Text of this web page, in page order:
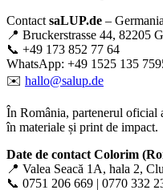
Contact saLUP.de –
📍 Bruckerstrasse 44, 82205
📞 +49 173 852 77 64
WhatsApp: +49 1525 135
✉️ hallo@salup.de
În România, partenerul oficial
în materiale și print de impact.
Date de contact Colorim
📍 Valea Seacă 1A, hala 2,
📞 0751 206 669 | 0770 332